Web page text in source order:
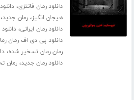
دانلود رمان فانتزی،
هیجان انگیز،رمان جدید
دانلود رمان ایرانی،دانلود pdf رمان رمان تسخیر شده
دانلود پی دی اف رمان
رمان رمان تسخیر شده،
دانلود رمان جدید،رمان